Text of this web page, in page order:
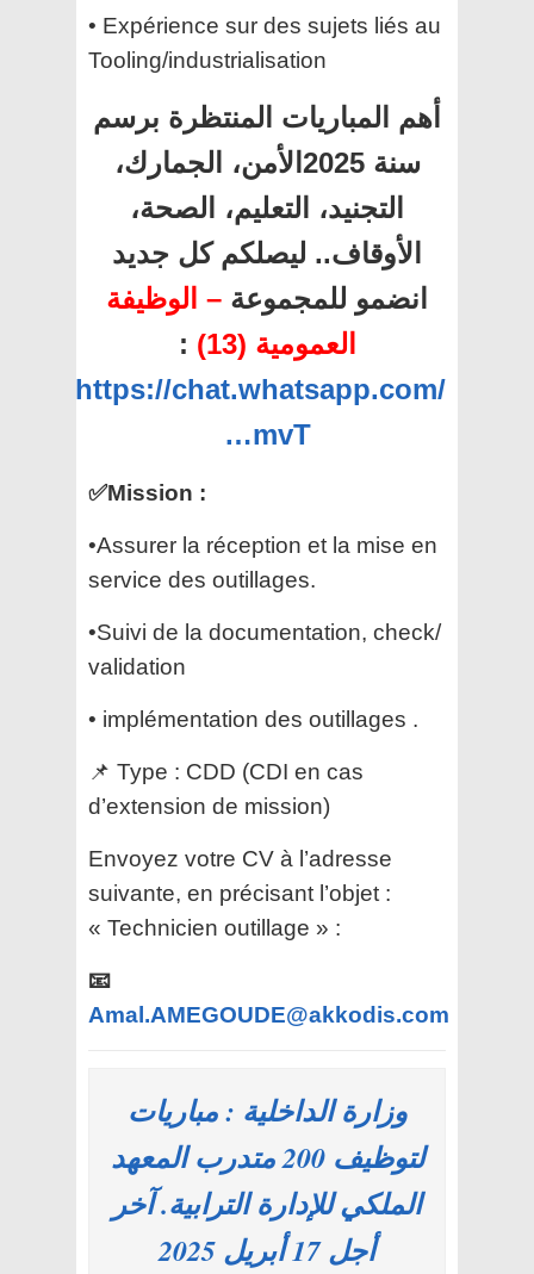
• Expérience sur des sujets liés au
Tooling/industrialisation
أهم المباريات المنتظرة برسم
سنة 2025الأمن، الجمارك،
التجنيد، التعليم، الصحة،
الأوقاف.. ليصلكم كل جديد
انضمو للمجموعة – الوظيفة
العمومية (13)
:
https://chat.whatsapp.com/
…mvT
✅Mission :
•Assurer la réception et la mise en
service des outillages.
•Suivi de la documentation, check/
validation
• implémentation des outillages .
📌 Type : CDD (CDI en cas
d’extension de mission)
Envoyez votre CV à l’adresse
suivante, en précisant l’objet :
« Technicien outillage » :
📧
Amal.AMEGOUDE@akkodis.com
وزارة الداخلية : مباريات
لتوظيف 200 متدرب المعهد
الملكي للإدارة الترابية. آخر
أجل 17 أبريل 2025